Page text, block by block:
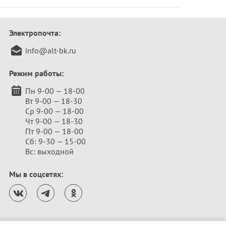
Электропочта:
info@alt-bk.ru
Режим работы:
Пн 9-00 — 18-00
Вт 9-00 — 18-30
Ср 9-00 — 18-00
Чт 9-00 — 18-30
Пт 9-00 — 18-00
Сб: 9-30 — 15-00
Вс: выходной
Мы в соцсетях: